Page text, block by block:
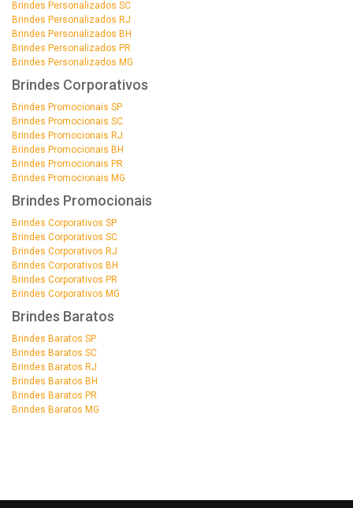
Brindes Personalizados SC
Brindes Personalizados RJ
Brindes Personalizados BH
Brindes Personalizados PR
Brindes Personalizados MG
Brindes Corporativos
Brindes Promocionais SP
Brindes Promocionais SC
Brindes Promocionais RJ
Brindes Promocionais BH
Brindes Promocionais PR
Brindes Promocionais MG
Brindes Promocionais
Brindes Corporativos SP
Brindes Corporativos SC
Brindes Corporativos RJ
Brindes Corporativos BH
Brindes Corporativos PR
Brindes Corporativos MG
Brindes Baratos
Brindes Baratos SP
Brindes Baratos SC
Brindes Baratos RJ
Brindes Baratos BH
Brindes Baratos PR
Brindes Baratos MG